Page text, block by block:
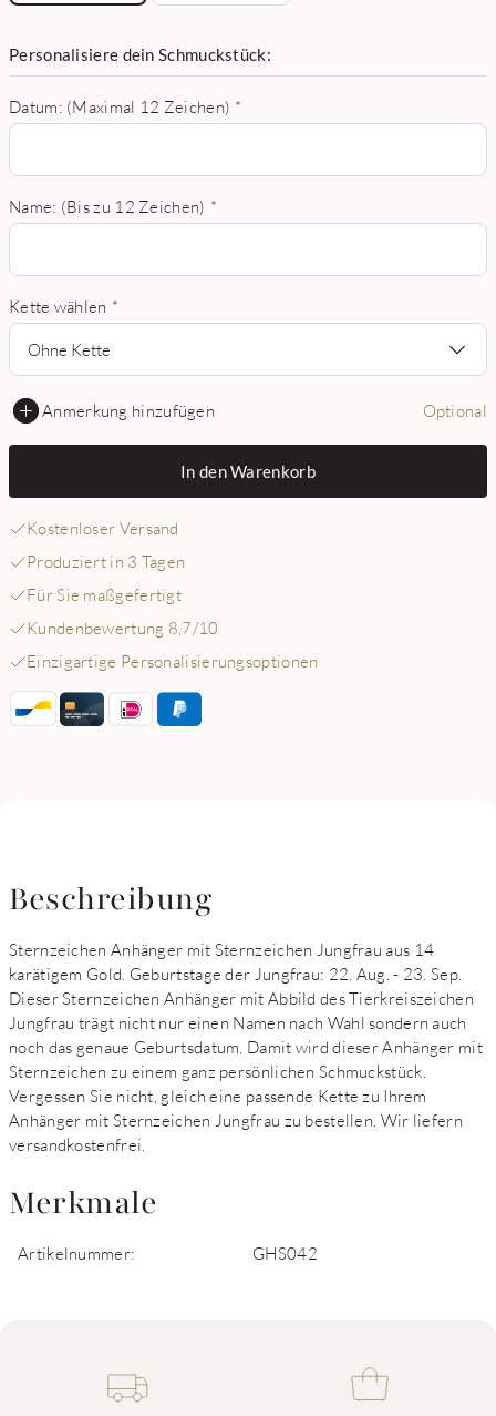
Personalisiere dein Schmuckstück:
Datum: (Maximal 12 Zeichen) *
Name: (Bis zu 12 Zeichen) *
Kette wählen *
Ohne Kette
Anmerkung hinzufügen Optional
In den Warenkorb
Kostenloser Versand
Produziert in 3 Tagen
Für Sie maßgefertigt
Kundenbewertung 8,7/10
Einzigartige Personalisierungsoptionen
Beschreibung
Sternzeichen Anhänger mit Sternzeichen Jungfrau aus 14
karätigem Gold. Geburtstage der Jungfrau: 22. Aug. - 23. Sep.
Dieser Sternzeichen Anhänger mit Abbild des Tierkreiszeichen
Jungfrau trägt nicht nur einen Namen nach Wahl sondern auch
noch das genaue Geburtsdatum. Damit wird dieser Anhänger mit
Sternzeichen zu einem ganz persönlichen Schmuckstück.
Vergessen Sie nicht, gleich eine passende Kette zu Ihrem
Anhänger mit Sternzeichen Jungfrau zu bestellen. Wir liefern
versandkostenfrei.
Merkmale
Artikelnummer: GHS042